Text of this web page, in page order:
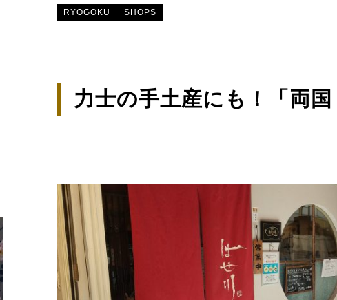
RYOGOKU SHOPS
力士の手土産にも！「両国